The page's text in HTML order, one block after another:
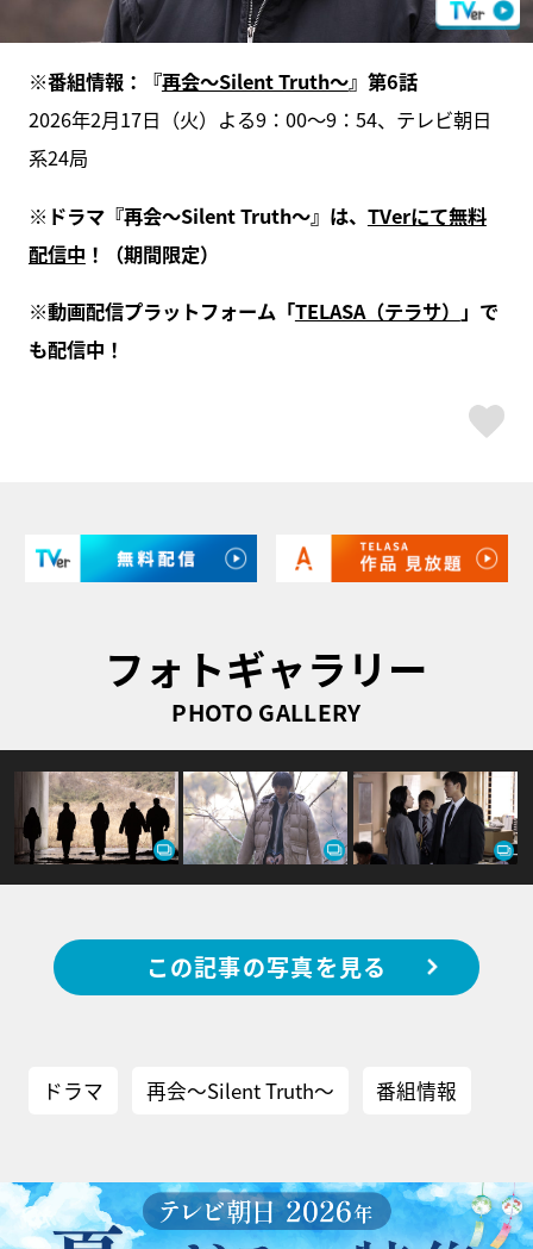
※番組情報：『再会～Silent Truth～』第6話
2026年2月17日（火）よる9：00～9：54、テレビ朝日
系24局
※ドラマ『再会～Silent Truth～』は、 TVerにて無料
配信中 ！（期間限定）
※動画配信プラットフォーム「TELASA（テラサ） 」で
も配信中！
フォトギャラリー
PHOTO GALLERY
この記事の写真を見る
ドラマ 再会～Silent Truth～ 番組情報